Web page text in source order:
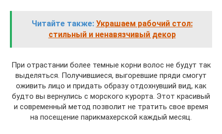
Читайте также: Украшаем рабочий стол:
стильный и ненавязчивый декор
При отрастании более темные корни волос не будут так
выделяться. Получившиеся, выгоревшие пряди смогут
оживить лицо и придать образу отдохнувший вид, как
будто вы вернулись с морского курорта. Этот красивый
и современный метод позволит не тратить свое время
на посещение парикмахерской каждый месяц.